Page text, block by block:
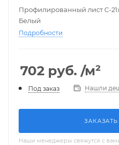
Профилированный лист C-
Белый
Подробности
702 руб. /м²
Под заказ Нашли
Наши менеджеры свяжутся с